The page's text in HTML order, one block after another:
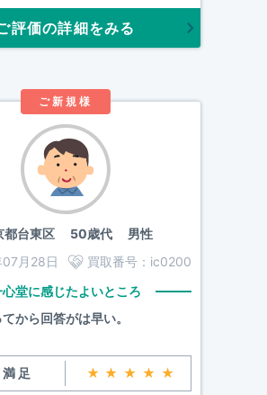
評価の詳細をみる
ご新規様
都台東区50歳代 男性
月28日
買取番号： ic0200
心堂に感じたよいところ
から回答がは早い。
足 ★★★★★